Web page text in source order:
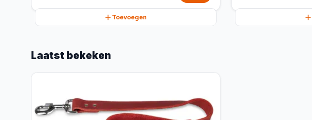
Toevoegen
Laatst bekeken